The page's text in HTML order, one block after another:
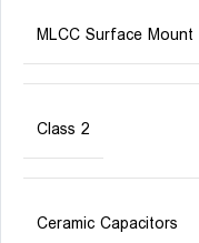
MLCC Surface
Class 2
Ceramic Capacitors